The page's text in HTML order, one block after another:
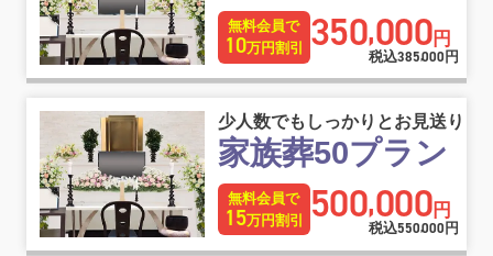
無料会員で
10万円割引 350,000円
税込385,000円
少人数でもしっかりとお見送り
家族葬50プラン
無料会員で
15万円割引 500,000円
税込550,000 円